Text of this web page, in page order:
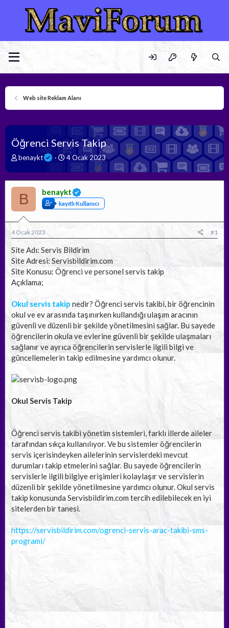
Web site Reklam Alanı
Öğrenci Servis Takip
K
n
u
y
u
b
a
ş
l
a
t
a
n
benaykt
B
ş
a
n
g
ı
t
a
r
h
4 Ocak 2023
B benaykt
kayıtlı Kullanıcı
4 Ocak 2023 #1
Site Adı: Servis Bildirim
Site Adresi: Servisbildirim.com
Site Konusu: Öğrenci ve personel servis takip
Açıklama;
Okul servis takip nedir? Öğrenci servis takibi, bir öğrencinin
okul ve ev arasında taşınırken kullandığı ulaşım aracının
güvenli ve düzenli bir şekilde yönetilmesini sağlar. Bu sayede
öğrencilerin okula ve evlerine güvenli bir şekilde ulaşmaları
sağlanır ve ayrıca öğrencilerin servislerle ilgili bilgi ve
güncellemelerin takip edilmesine yardımcı olunur.
Okul Servis Takip
Öğrenci servis takibi yönetim sistemleri, farklı illerde aileler
tarafından sıkça kullanılıyor. Ve bu sistemler öğrencilerin
servis içerisindeyken ailelerinin servislerdeki mevcut
durumları takip etmelerini sağlar. Bu sayede öğrencilerin
servislerle ilgili bilgiye erişimleri kolaylaşır ve servislerin
düzenli bir şekilde yönetilmesine yardımcı olunur. Okul servis
takip konusunda Servisbildirim.com tercih edilebilecek en iyi
sitelerden bir tanesi.
https://servisbildirim.com/ogrenci-servis-arac-takibi-sms-
programi/